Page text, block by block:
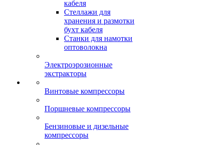
кабеля
Стеллажи для
хранения и размотки
бухт кабеля
Станки для намотки
оптоволокна
Электроэрозионные
экстракторы
Винтовые компрессоры
Поршневые компрессоры
Бензиновые и дизельные
компрессоры